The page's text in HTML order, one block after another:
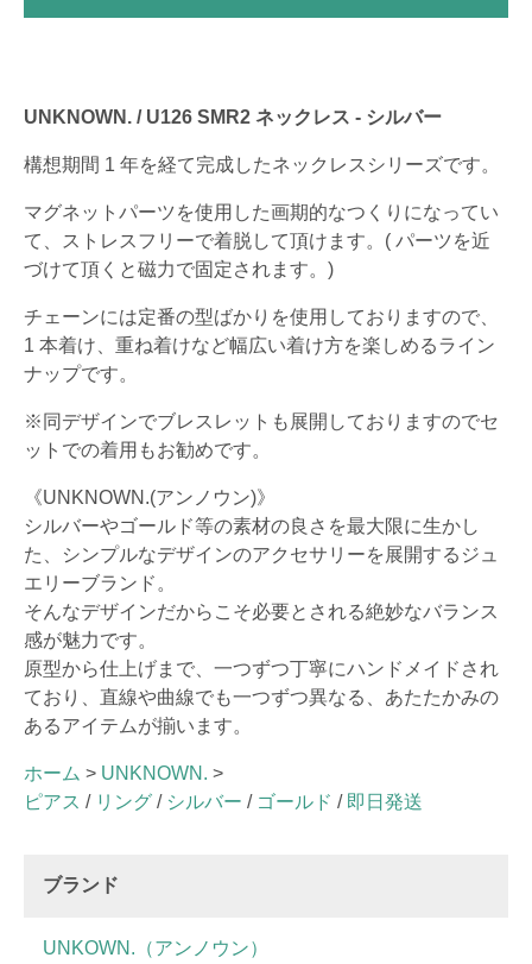
UNKNOWN. / U126 SMR2 ネックレス - シルバー
構想期間 1 年を経て完成したネックレスシリーズです。
マグネットパーツを使用した画期的なつくりになってい
て、ストレスフリーで着脱して頂けます。( パーツを近
づけて頂くと磁力で固定されます。)
チェーンには定番の型ばかりを使用しておりますので、
1 本着け、重ね着けなど幅広い着け方を楽しめるライン
ナップです。
※同デザインでブレスレットも展開しておりますのでセ
ットでの着用もお勧めです。
《UNKNOWN.(アンノウン)》
シルバーやゴールド等の素材の良さを最大限に生かし
た、シンプルなデザインのアクセサリーを展開するジュ
エリーブランド。
そんなデザインだからこそ必要とされる絶妙なバランス
感が魅力です。
原型から仕上げまで、一つずつ丁寧にハンドメイドされ
ており、直線や曲線でも一つずつ異なる、あたたかみの
あるアイテムが揃います。
ホーム > UNKNOWN. >
ピアス / リング / シルバー / ゴールド / 即日発送
ブランド
UNKOWN.（アンノウン）